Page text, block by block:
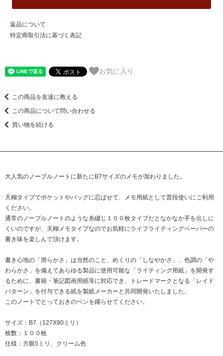
返品について
特定商取引法に基づく表記
お気に入り
この商品を友達に教える
この商品について問い合わせる
買い物を続ける
大人気のノーブルノートに新たにB7サイズのメモが加わりました。
天糊タイプでポケットやバッグに忍ばせて、メモ用紙として普段使いにご利用
ください。
通常のノーブルノートのような糸綴じ１００枚タイプだとなかなか手を出しに
くいのですが、天糊メモタイプなのでお気軽にライフライティングペーパーの
書き味を楽しんで頂けます。
書き心地の「滑らかさ」は当然のこと、めくりの「しなやかさ」、色調の「や
わらかさ」を備えてあらゆる製品に使用可能な「ライティング用紙」を開発す
るために、書籍・筆記図画用紙等に対応でき、トレードマークとなる「レイド
パターン」を付与できる紙を製紙メーカーと共同開発いたしました。
このノートでとっておきのペンを躍らせてください。
サイズ：B7（127X90ミリ）
枚数：１００枚
仕様：方眼5ミリ、クリーム色